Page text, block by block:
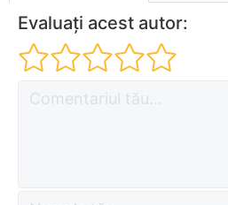
Evaluați acest autor: